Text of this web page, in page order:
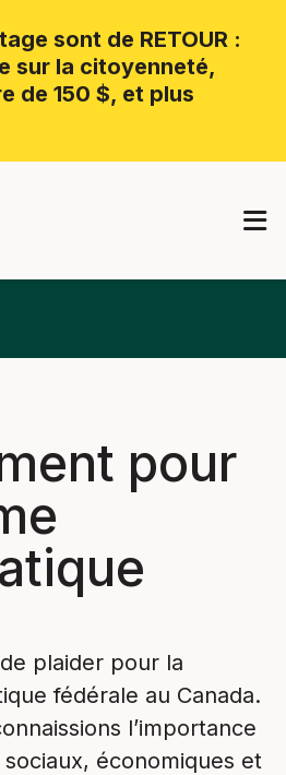
sont de RETOUR :
sur la citoyenneté,
de 150 $, et plus
pour
plaider pour la
fédérale au Canada.
l’importance
économiques et